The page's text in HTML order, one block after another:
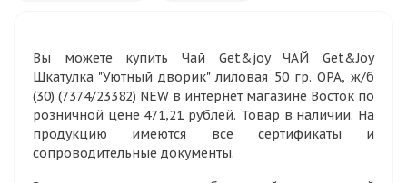
Вы можете купить Чай Get&joy ЧАЙ Get&Joy
Шкатулка "Уютный дворик" лиловая 50 гр. ОРА, ж/б
(30) (7374/23382) NEW в интернет магазине Восток по
розничной цене 471,21 рублей. Товар в наличии. На
продукцию имеются все сертификаты и
сопроводительные документы.